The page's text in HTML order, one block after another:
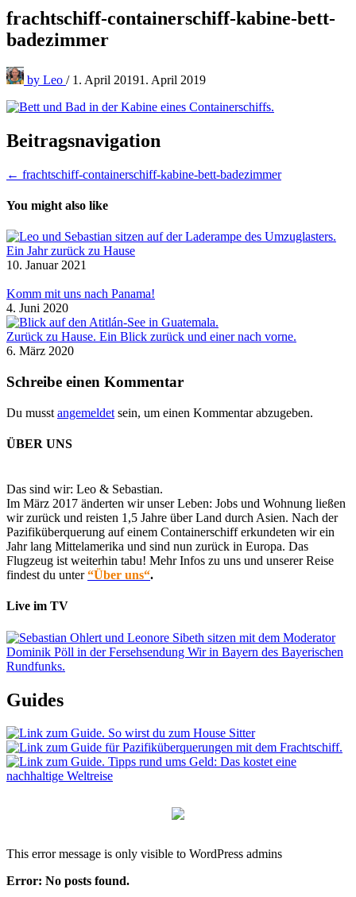
frachtschiff-containerschiff-kabine-bett-
badezimmer
by Leo / 1. April 20191. April 2019
Beitragsnavigation
← frachtschiff-containerschiff-kabine-bett-badezimmer
You might also like
Ein Jahr zurück zu Hause
10. Januar 2021
Komm mit uns nach Panama!
4. Juni 2020
Zurück zu Hause. Ein Blick zurück und einer nach vorne.
6. März 2020
Schreibe einen Kommentar
Du musst angemeldet sein, um einen Kommentar abzugeben.
ÜBER UNS
Das sind wir: Leo & Sebastian.
Im März 2017 änderten wir unser Leben: Jobs und Wohnung ließen
wir zurück und reisten 1,5 Jahre über Land durch Asien. Nach der
Pazifiküberquerung auf einem Containerschiff erkundeten wir ein
Jahr lang Mittelamerika und sind nun zurück in Europa. Das
Flugzeug ist weiterhin tabu! Mehr Infos zu uns und unserer Reise
findest du unter“Über uns“.
Live im TV
Guides
This error message is only visible to WordPress admins
Error: No posts found.